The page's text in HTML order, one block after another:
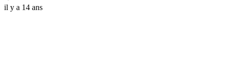
il y a 14 ans